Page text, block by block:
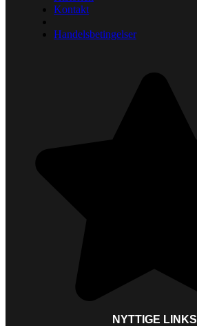
Kontakt
Handelsbetingelser
NYTTIGE LINKS